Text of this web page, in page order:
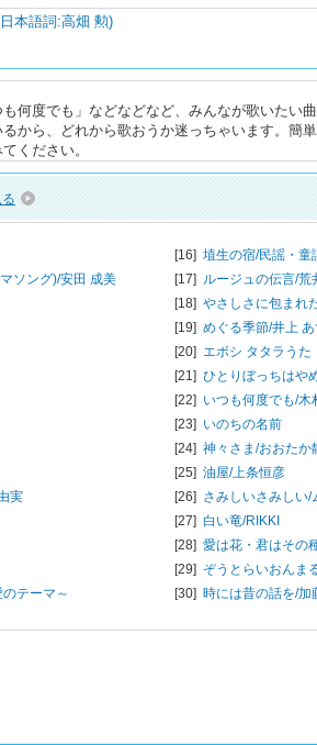
本語詞:高畑 勲)
も何度でも」などなどなど、みんなが歌いたい
から、どれから歌おうか迷っちゃいます。簡
ください。
ソング)/安田 成美
実
テーマ～
[16] 埴生の宿/民謡・童
[17] ルージュの伝言/荒
[18] やさしさに包まれ
[19] めぐる季節/井上
[20] エボシ タタラうた
[21] ひとりぼっちはや
[22] いつも何度でも/木
[23] いのちの名前
[24] 神々さま/おおたか
[25] 油屋/上条恒彦
[26] さみしいさみしい/
[27] 白い竜/RIKKI
[28] 愛は花・君はその
[29] ぞうとらいおんま
[30] 時には昔の話を/加